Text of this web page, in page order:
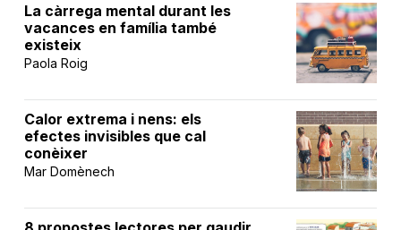
La càrrega mental durant les
vacances en família també
existeix
Paola Roig
Calor extrema i nens: els
efectes invisibles que cal
conèixer
Mar Domènech